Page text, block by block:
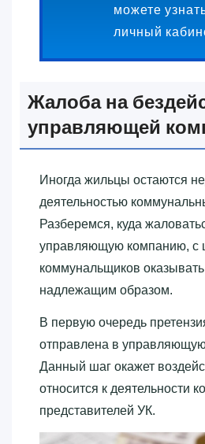
можете
личный
Жалоба на
управляющей
Иногда жильцы остаются
деятельностью
Разберемся, куда
управляющую компанию, с
коммунальщиков оказывать
надлежащим образом.
В первую очередь
отправлена в
Данный шаг окажет
относится к деятельности
представителей УК.